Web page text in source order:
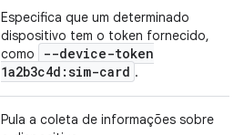
Especifica que um determinado
dispositivo tem o token fornecido,
como
--device-token
1a2b3c4d:sim-card .
Pula a coleta de informações sobre